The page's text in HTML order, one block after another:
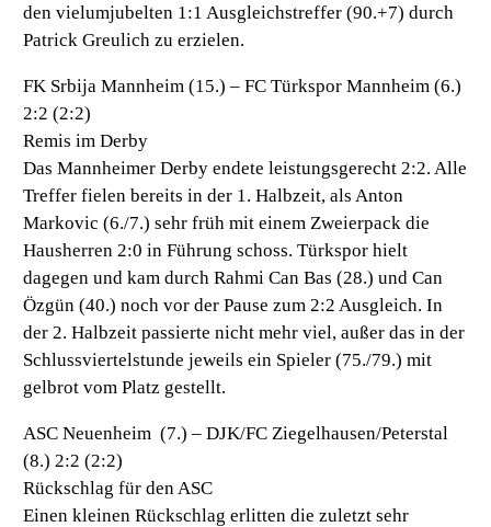
den vielumjubelten 1:1 Ausgleichstreffer (90.+7) durch
Patrick Greulich zu erzielen.
FK Srbija Mannheim (15.) – FC Türkspor Mannheim (6.)
2:2 (2:2)
Remis im Derby
Das Mannheimer Derby endete leistungsgerecht 2:2. Alle
Treffer fielen bereits in der 1. Halbzeit, als Anton
Markovic (6./7.) sehr früh mit einem Zweierpack die
Hausherren 2:0 in Führung schoss. Türkspor hielt
dagegen und kam durch Rahmi Can Bas (28.) und Can
Özgün (40.) noch vor der Pause zum 2:2 Ausgleich. In
der 2. Halbzeit passierte nicht mehr viel, außer das in der
Schlussviertelstunde jeweils ein Spieler (75./79.) mit
gelbrot vom Platz gestellt.
ASC Neuenheim (7.) – DJK/FC Ziegelhausen/Peterstal
(8.) 2:2 (2:2)
Rückschlag für den ASC
Einen kleinen Rückschlag erlitten die zuletzt sehr